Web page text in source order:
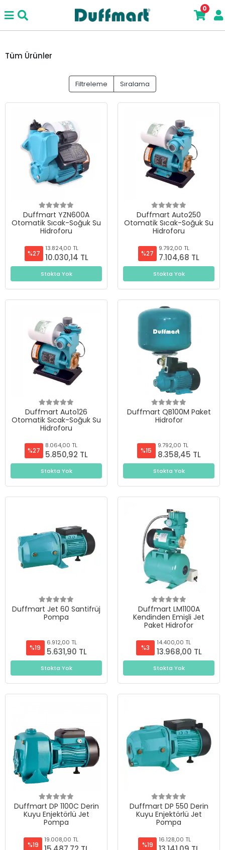
0
Tüm Ürünler
Filtreleme Sıralama
Duffmart YZN600A
Otomatik Sıcak-Soğuk Su
Hidroforu
%27
13.824,00 TL
10.030,14 TL
Stokta Yok
Duffmart Auto250
Otomatik Sıcak-Soğuk Su
Hidroforu
%27
9.792,00 TL
7.104,68 TL
Stokta Yok
Duffmart Auto126
Otomatik Sıcak-Soğuk Su
Hidroforu
%27
8.064,00 TL
5.850,92 TL
Stokta Yok
Duffmart QB100M Paket
Hidrofor
%15
9.792,00 TL
8.358,45 TL
Stokta Yok
Duffmart Jet 60 Santifrüj
Pompa
%19
6.912,00 TL
5.631,90 TL
Stokta Yok
Duffmart LM1100A
Kendinden Emişli Jet
Paket Hidrofor
%3
14.400,00 TL
13.968,00 TL
Stokta Yok
Duffmart DP 1100C Derin
Kuyu Enjektörlü Jet
Pompa
%19
19.008,00 TL
Duffmart DP 550 Derin
Kuyu Enjektörlü Jet
Pompa
%19
16.128,00 TL